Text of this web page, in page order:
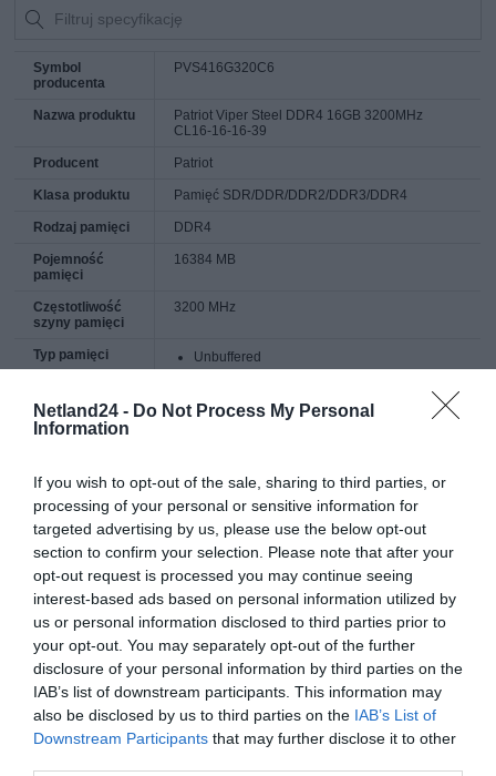
Netland24 - Do Not Process My Personal
Information
If you wish to opt-out of the sale, sharing to third parties, or
processing of your personal or sensitive information for
targeted advertising by us, please use the below opt-out
section to confirm your selection. Please note that after your
opt-out request is processed you may continue seeing
interest-based ads based on personal information utilized by
us or personal information disclosed to third parties prior to
your opt-out. You may separately opt-out of the further
disclosure of your personal information by third parties on the
IAB’s list of downstream participants. This information may
also be disclosed by us to third parties on the IAB’s List of
Downstream Participants that may further disclose it to other
Symbol
producenta
PVS416G320C6
Nazwa produktu
Patriot Viper Steel DDR4 16GB 3200MHz
CL16-16-16-39
Producent Patriot
Klasa produktu Pamięć SDR/DDR/DDR2/DDR3/DDR4
Rodzaj pamięci DDR4
Pojemność
pamięci
16384 MB
Częstotliwość
szyny pamięci
3200 MHz
Typ pamięci
Unbuffered
Liczba pamięci
Opóźnienie CAS
Latency (CL)
CL16
Radiator Tak
Dodatkowe
informacje
Kolor: Stal
Intel XMP 2.0
Wymiary: 7 mm (W) x 135.7 mm (SZ) x 44.4
mm (D)
Napięcie: 1.35V
informacji
www.viper.patriotmemory.com [LINK]